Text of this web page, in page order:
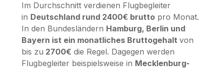
Im Durchschnitt verdienen Flugbegleiter
in Deutschland rund 2400€ brutto pro Monat.
In den Bundesländern Hamburg, Berlin und
Bayern ist ein monatliches Bruttogehalt von
bis zu 2700€ die Regel. Dagegen werden
Flugbegleiter beispielsweise in Mecklenburg-